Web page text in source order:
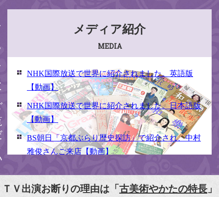
い メディア紹介
MEDIA
NHK国際放送で世界に紹介されました。英語版
【動画】
NHK国際放送で世界に紹介されました。日本語版
【動画】
BS朝日「京都ぶらり歴史探訪」で紹介され、中村
雅俊さんご来店【動画】
【動画】
ＴＶ出演お断りの理由は「古美術やかたの特長 」